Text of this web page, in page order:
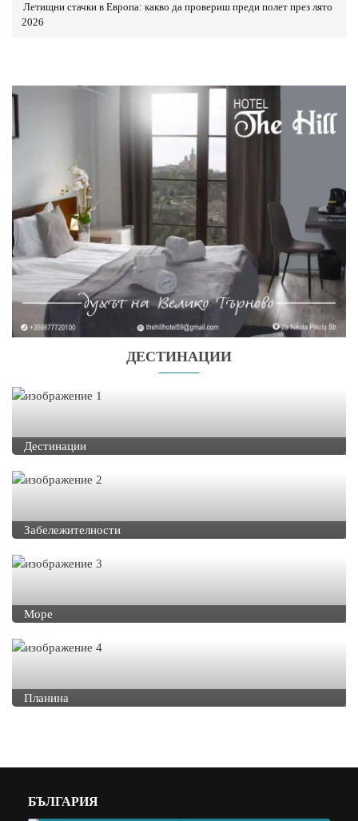
Летищни стачки в Европа: какво да провериш преди полет през лято
2026
ДЕСТИНАЦИИ
Дестинации
Забележителности
Море
Планина
БЪЛГАРИЯ